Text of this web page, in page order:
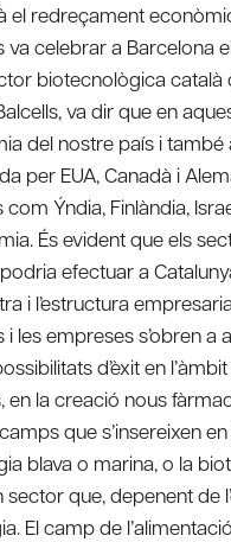
redreçament
va celebrar a
biotecnològica
va dir que en
del nostre país i
per EUA, Canadà i
Ýndia, Finlàndia,
És evident que els
efectuar a
i l’estructura
les empreses s’obren
d’èxit en
la creació nous
que s’insereixen
blava o marina, o la
que, depenent
El camp de